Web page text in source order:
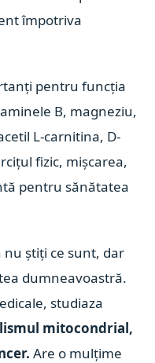
împotriva
pentru funcția
B, magneziu,
L-carnitina, D-
fizic, mișcarea,
pentru sănătatea
nu știți ce sunt, dar
dumneavoastră.
studiaza
mitocondrial,
Are o mulțime